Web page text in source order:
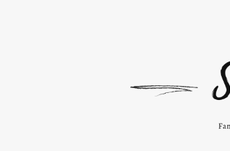
Indonesian Blog: Family